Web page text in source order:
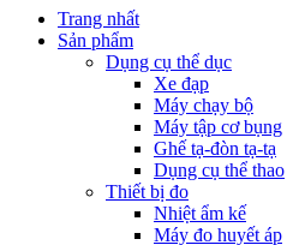
Trang nhất
Sản phẩm
Dụng cụ thể dục
Xe đạp
Máy chạy bộ
Máy tập cơ bụng
Ghế tạ-đòn tạ-tạ
Dụng cụ thể thao
Thiết bị đo
Nhiệt ẩm kế
Máy đo huyết áp